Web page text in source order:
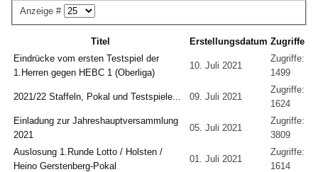
Anzeige #
Titel Erstellungsdatum Zugriffe
Eindrücke vom ersten Testspiel der
1.Herren gegen HEBC 1 (Oberliga)
10. Juli 2021
Zugriffe:
1499
2021/22 Staffeln, Pokal und Testspiele... 09. Juli 2021
Zugriffe:
1624
Einladung zur Jahreshauptversammlung
2021
05. Juli 2021
Zugriffe:
3809
Auslosung 1.Runde Lotto / Holsten /
Heino Gerstenberg-Pokal
01. Juli 2021
Zugriffe:
1614